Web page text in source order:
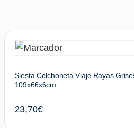
Siesta Colchoneta Viaje Rayas
109x66x6cm
23,70€